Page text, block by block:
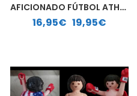
AFICIONADO FÚTBOL ATHLETIC DE BILBAO | PLAYMOBIL PERSONALIZADO
16,95€ 19,95€
Rango de precios: desde 16,95€ hasta 19,95€